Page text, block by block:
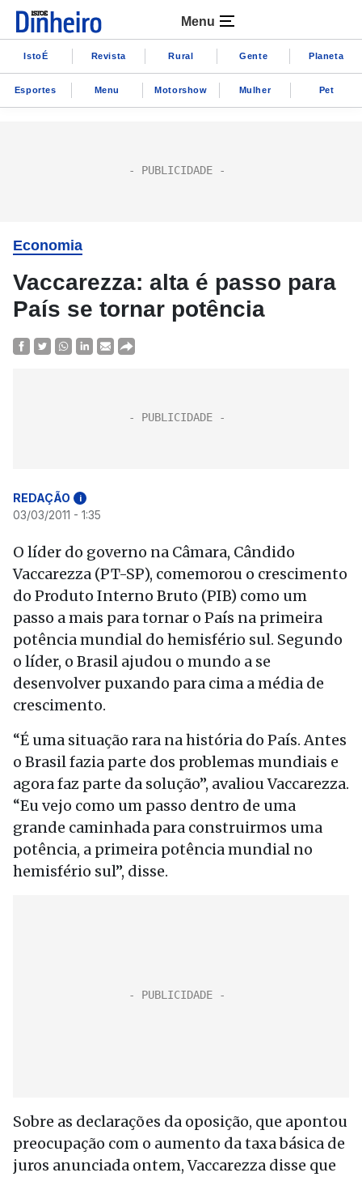
Menu
IstoÉ Revista Rural Gente Planeta
Esportes Menu Motorshow Mulher Pet
Economia
Vaccarezza: alta é passo para
País se tornar potência
REDAÇÃO i
03/03/2011 - 1:35
O líder do governo na Câmara, Cândido
Vaccarezza (PT-SP), comemorou o crescimento
do Produto Interno Bruto (PIB) como um
passo a mais para tornar o País na primeira
potência mundial do hemisfério sul. Segundo
o líder, o Brasil ajudou o mundo a se
desenvolver puxando para cima a média de
crescimento.
“É uma situação rara na história do País. Antes
o Brasil fazia parte dos problemas mundiais e
agora faz parte da solução”, avaliou Vaccarezza.
“Eu vejo como um passo dentro de uma
grande caminhada para construirmos uma
potência, a primeira potência mundial no
hemisfério sul”, disse.
Sobre as declarações da oposição, que apontou
preocupação com o aumento da taxa básica de
juros anunciada ontem, Vaccarezza disse que